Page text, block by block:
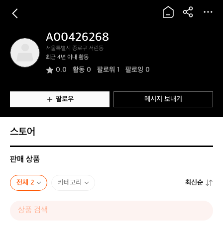
A
0
0
6
6
8
A00426268
서울특별시 종로구 서린동
최근 4년 이내 활동
0.0 활동 0 팔로워 1 팔로잉 0
팔로우 메시지 보내기
스토어
판매 상품
전체 2 카테고리 최신순